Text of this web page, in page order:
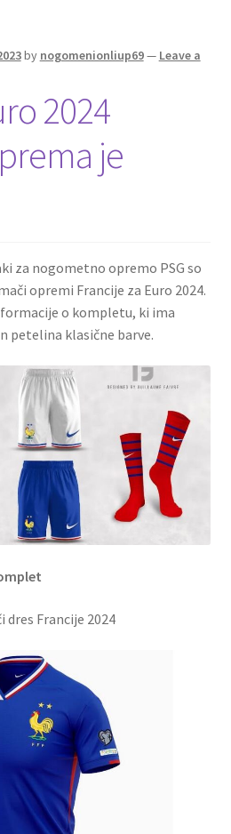
by nogomenionliup69— Leave a
2024
je
za nogometno opremo PSG so
opremi Francije za Euro 2024.
o kompletu, ki ima
petelina klasične barve.
dres Francije 2024